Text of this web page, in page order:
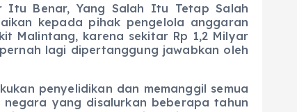
Itu Benar, Yang Salah Itu Tetap Salah
kepada pihak pengelola anggaran
Malintang, karena sekitar Rp 1,2 Milyar
lagi dipertanggung jawabkan oleh
penyelidikan dan memanggil semua
negara yang disalurkan beberapa tahun